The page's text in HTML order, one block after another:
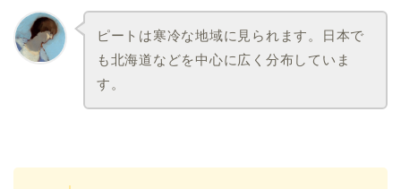
ピートは寒冷な地域に見られます。日本で
も北海道などを中心に広く分布していま
す。